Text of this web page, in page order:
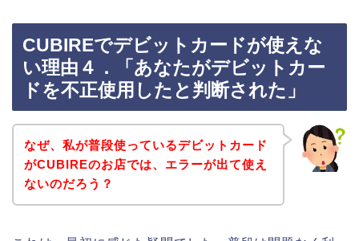
CUBIREでデビットカードが使えな
い理由４．「あなたがデビットカー
ドを不正使用したと判断された」
なぜ、私が普段使っているデビットカード
がCUBIREのお店では、エラーが出て使え
ないのだろう？